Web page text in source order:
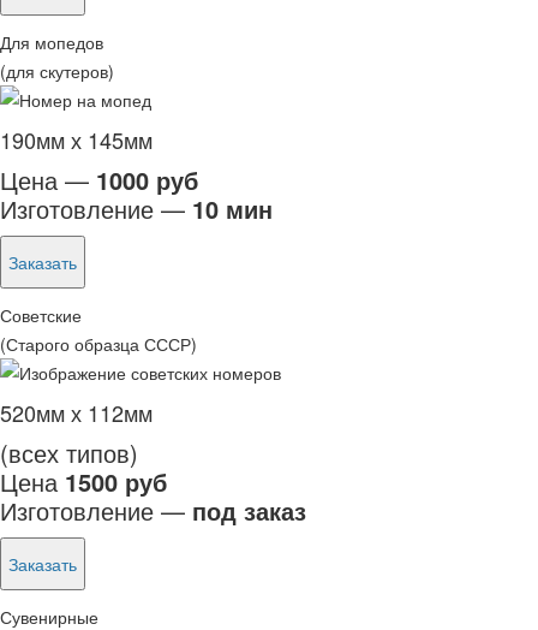
Для мопедов
(для скутеров)
190мм х 145мм
Цена — 1000 руб
Изготовление — 10 мин
Заказать
Советские
(Старого образца СССР)
520мм х 112мм
(всех типов)
Цена 1500 руб
Изготовление — под заказ
Заказать
Сувенирные